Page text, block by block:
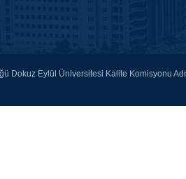
Dokuz Eylül Üniversitesi Kalite Komisyonu